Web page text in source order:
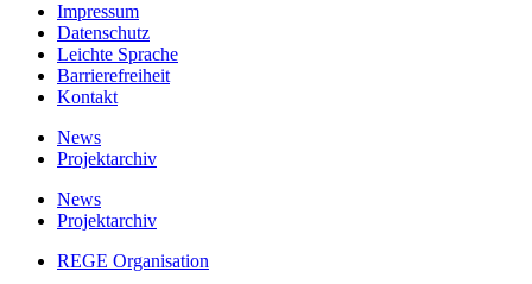
Impressum
Datenschutz
Leichte Sprache
Barrierefreiheit
Kontakt
News
Projektarchiv
News
Projektarchiv
REGE Organisation